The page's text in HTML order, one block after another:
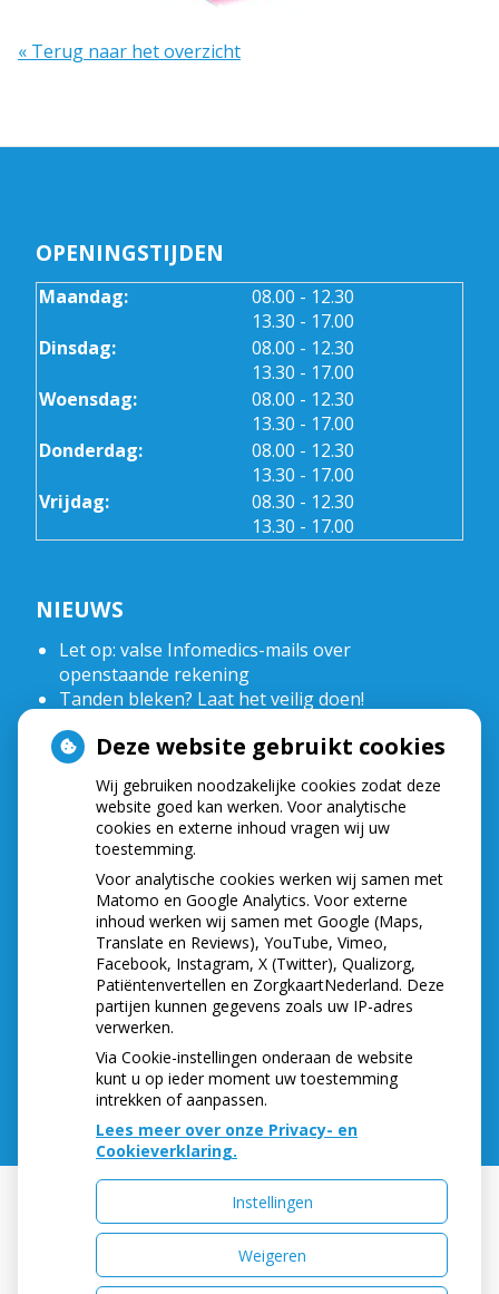
« Terug naar het overzicht
OPENINGSTIJDEN
Maandag: 08.00 tot
- 12.30
13.30 tot
- 17.00
Dinsdag:
08.00 tot
- 12.30
13.30 tot
- 17.00
Woensdag:
08.00 tot
- 12.30
13.30 tot
- 17.00
Donderdag:
08.00 tot
- 12.30
13.30 tot
- 17.00
Vrijdag:
08.30 tot
- 12.30
13.30 tot
- 17.00
NIEUWS
Let op: valse Infomedics-mails over
openstaande rekening
Tanden bleken? Laat het veilig doen!
mond
hoede!
(Mond)zorgkosten gemaakt in 2025? Check of
die aftrekbaar zijn
ADRESGEGEVENS
Sint Annastraat 12
6524GB NIJMEGEN
024-3222555
info@sintanna12.nl
Uw Zorg Online|Beheer
Deze website gebruikt cookies
Wij gebruiken noodzakelijke cookies zodat deze
website goed kan werken. Voor analytische
cookies en externe inhoud vragen wij uw
toestemming.
Voor analytische cookies werken wij samen met
Matomo en Google Analytics. Voor externe
inhoud werken wij samen met Google (Maps,
Translate en Reviews), YouTube, Vimeo,
Facebook, Instagram, X (Twitter), Qualizorg,
Patiëntenvertellen en ZorgkaartNederland. Deze
partijen kunnen gegevens zoals uw IP-adres
verwerken.
Via Cookie-instellingen onderaan de website
kunt u op ieder moment uw toestemming
intrekken of aanpassen.
Lees meer over onze Privacy- en
Cookieverklaring.
Instellingen
Weigeren